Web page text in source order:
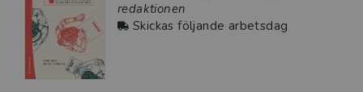
redaktionen
Skickas följande arbetsdag